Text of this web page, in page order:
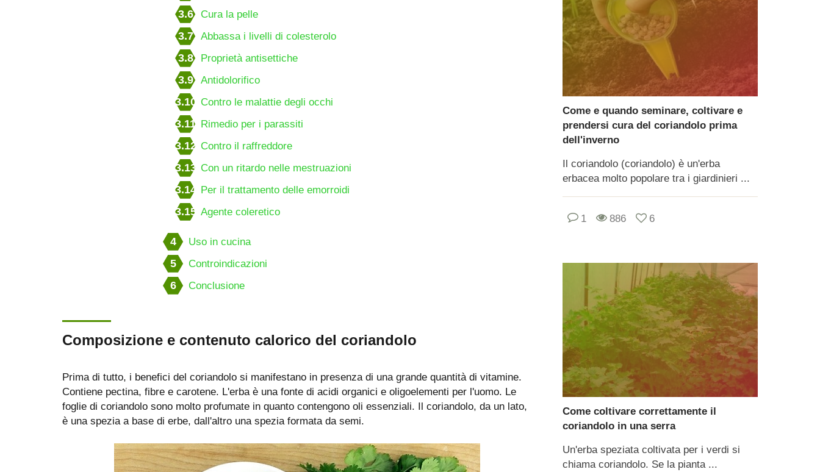
3.6 Cura la pelle
3.7 Abbassa i livelli di colesterolo
3.8 Proprietà antisettiche
3.9 Antidolorifico
3.10 Contro le malattie degli occhi
3.11 Rimedio per i parassiti
3.12 Contro il raffreddore
3.13 Con un ritardo nelle mestruazioni
3.14 Per il trattamento delle emorroidi
3.15 Agente coleretico
4 Uso in cucina
5 Controindicazioni
6 Conclusione
Composizione e contenuto calorico del coriandolo
Prima di tutto, i benefici del coriandolo si manifestano in presenza di una grande quantità di vitamine.
Contiene pectina, fibre e carotene. L'erba è una fonte di acidi organici e oligoelementi per l'uomo. Le
foglie di coriandolo sono molto profumate in quanto contengono oli essenziali. Il coriandolo, da un lato,
è una spezia a base di erbe, dall'altro una spezia formata da semi.
Come e quando seminare, coltivare e
prendersi cura del coriandolo prima
dell'inverno
Il coriandolo (coriandolo) è un'erba
erbacea molto popolare tra i giardinieri ...
1 886 6
Come coltivare correttamente il
coriandolo in una serra
Un'erba speziata coltivata per i verdi si
chiama coriandolo. Se la pianta ...